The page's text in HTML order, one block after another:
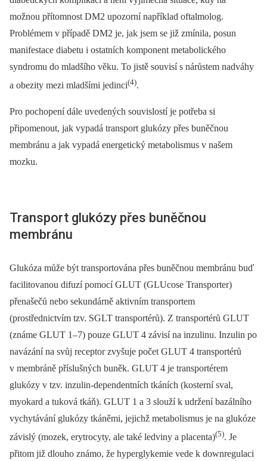
možnou přítomnost DM2 upozorní například oftalmolog.
Problémem v případě DM2 je, jak jsem se již zmínila, posun
manifestace diabetu i ostatních komponent metabolického
syndromu do mladšího věku. To jistě souvisí s nárůstem nadváhy
a obezity mezi mladšími jedinci(4).
Pro pochopení dále uvedených souvislostí je potřeba si
připomenout, jak vypadá transport glukózy přes buněčnou
membránu a jak vypadá energetický metabolismus v našem
mozku.
Transport glukózy přes buněčnou
membránu
Glukóza může být transportována přes buněčnou membránu buď
facilitovanou difuzí pomocí GLUT (GLUcose Transporter)
přenašečů nebo sekundárně aktivním transportem
(prostřednictvím tzv. SGLT transportérů). Z transportérů GLUT
(známe GLUT 1–7) pouze GLUT 4 závisí na inzulinu. Inzulin po
navázání na svůj receptor zvyšuje počet GLUT 4 transportérů
v membráně příslušných buněk. GLUT 4 je transportérem
glukózy v tzv. inzulin-dependentních tkáních (kosterní sval,
myokard a tuková tkáň). GLUT 1 a 3 slouží k udržení bazálního
vychytávání glukózy tkáněmi, jejichž metabolismus je na glukóze
závislý (mozek, erytrocyty, ale také ledviny a placenta)(5). Je
přitom již dlouho známo, že hyperglykemie vede k downregulaci